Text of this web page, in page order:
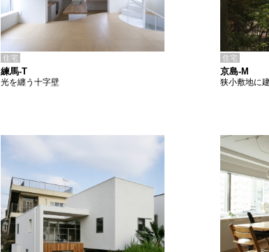
住宅
練馬-T
光を纏う十字壁
住宅
京島-M
狭小敷地に